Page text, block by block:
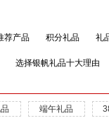
荐产品 积分礼品 礼
选择银帆礼品十大理由
端午礼品